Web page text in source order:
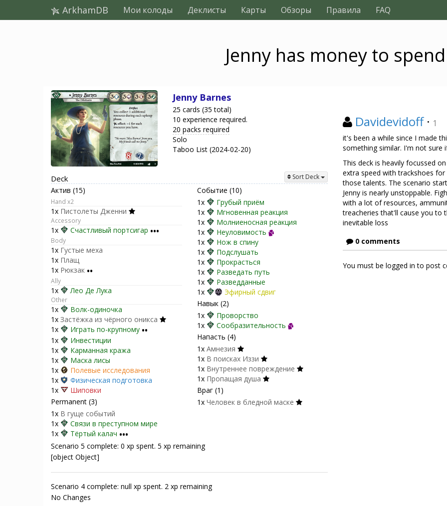
ArkhamDB Мои колоды Деклисты Карты Обзоры Правила FAQ
Jenny has money to spend
Jenny Barnes
25 cards (35 total)
10 experience required.
20 packs required
Solo
Taboo List (2024-02-20)
Deck Sort Deck
Актив (15)
Hand x2
1x Пистолеты Дженни
Accessory
1x Счастливый портсигар •••
Body
1x Густые меха
1x Плащ
1x Рюкзак ••
Ally
1x Лео Де Лука
Other
1x
Волк-одиночка
1x Застёжка из чёрного оникса
1x
Играть по-крупному ••
1x
Инвестиции
1x
Карманная кража
1x
Маска лисы
1x
Полевые исследования
1x
Физическая подготовка
1x
Шиповки
Permanent (3)
1x В гуще событий
1x
Связи в преступном мире
1x
Тёртый калач •••
Событие (10)
1x
Грубый приём
1x
Мгновенная реакция
1x
Молниеносная реакция
1x
Неуловимость
1x
Нож в спину
1x
Подслушать
1x
Прокрасться
1x
Разведать путь
1x
Разведданные
1x
Эфирный сдвиг
Навык (2)
1x
Проворство
1x
Сообразительность
Напасть (4)
1x Амнезия
1x В поисках Иззи
1x Внутреннее повреждение
1x Пропащая душа
Враг (1)
1x Человек в бледной маске
Scenario 5 complete: 0 xp spent. 5 xp remaining
[object Object]
Scenario 4 complete: null xp spent. 2 xp remaining
No Changes
Davidevidoff· 1
it's been a while since I made
something similar. I'm not sure
This deck is heavily focussed
extra speed with trackshoes
those talents. The scenario
Jenny is nearly unstoppable.
with a lot of resources,
treacheries that'll cause you to
inevitable loss
0 comments
You must be logged in to post